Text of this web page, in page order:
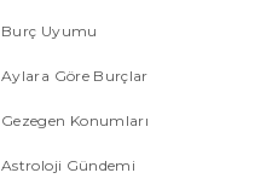
Burç Uyumu
Aylara Göre Burçlar
Gezegen Konumları
Astroloji Gündemi